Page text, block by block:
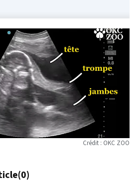
Crédit : OKC ZOO
(0)